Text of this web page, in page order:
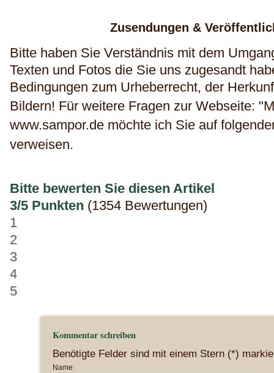
Zusendungen &
Bitte haben Sie Verständnis mit dem
Texten und Fotos die Sie uns zugesandt
Bedingungen zum Urheberrecht, der
Bildern! Für weitere Fragen zur Webseite:
www.sampor.de möchte ich Sie auf
verweisen.
Bitte bewerten Sie diesen Artikel
3/5 Punkten (1354 Bewertungen)
1
2
3
4
5
Kommentar schreiben
Benötigte Felder sind mit einem Stern (*)
Name: